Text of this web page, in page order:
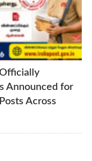
Announced for
Across